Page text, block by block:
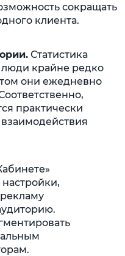
сокращать
клиента.
Статистика
люди крайне редко
они ежедневно
практически